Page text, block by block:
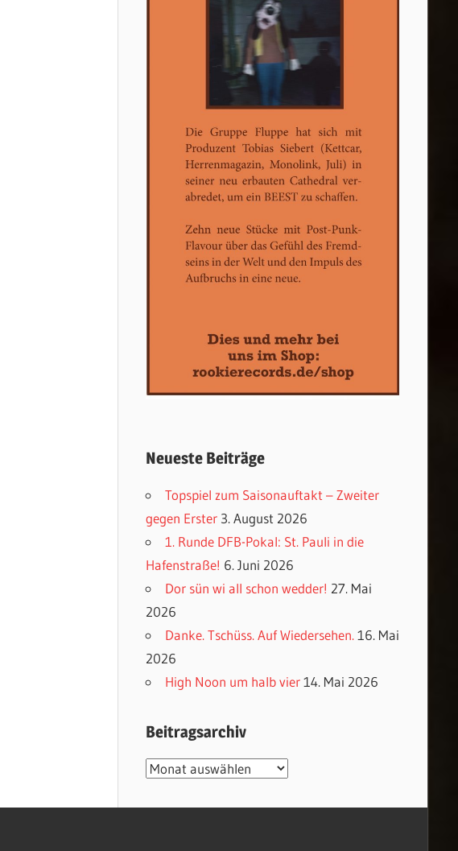
Neueste Beiträge
Topspiel zum Saisonauftakt – Zweiter
gegen Erster 3. August 2026
1. Runde DFB-Pokal: St. Pauli in die
Hafenstraße! 6. Juni 2026
Dor sün wi all schon wedder! 27. Mai
2026
Danke. Tschüss. Auf Wiedersehen. 16. Mai
2026
High Noon um halb vier 14. Mai 2026
Beitragsarchiv
Beitragsarchiv